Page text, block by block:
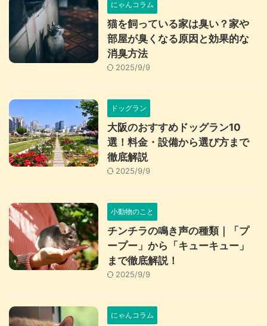
にゃんコラム
猫を飼っている家は臭い？家や
部屋が臭くなる原因と効果的な
消臭方法
2025/9/9
ドッグラン
大阪のおすすめドッグラン10
選！料金・設備から選び方まで
徹底解説
2025/9/9
小動物のこと
チンチラの鳴き声の種類｜「プ
ープー」から「キューキュー」
まで徹底解説！
2025/9/9
にゃんコラム